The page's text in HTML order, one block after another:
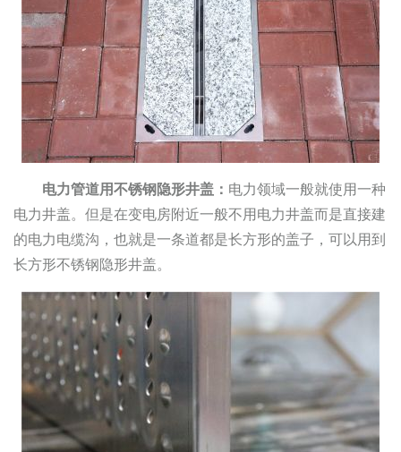
电力管道用不锈钢隐形井盖： 电力领域一般就使用一种
电力井盖。但是在变电房附近一般不用电力井盖而是直接建
的电力电缆沟，也就是一条道都是长方形的盖子，可以用到
长方形不锈钢隐形井盖。